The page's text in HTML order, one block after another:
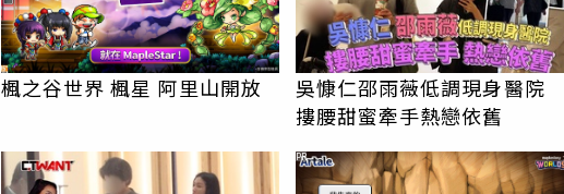
楓之谷世界 楓星 阿里山開放
吳慷仁邵雨薇低調現身醫
摟腰甜蜜牽手熱戀依舊
PR